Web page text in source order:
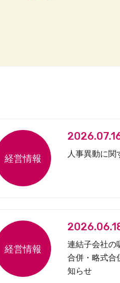
人事異動に関
連結子会社の
合併・略式合
知らせ